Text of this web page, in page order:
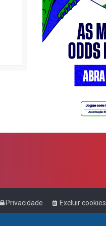
Excluir cookies
Privacidade